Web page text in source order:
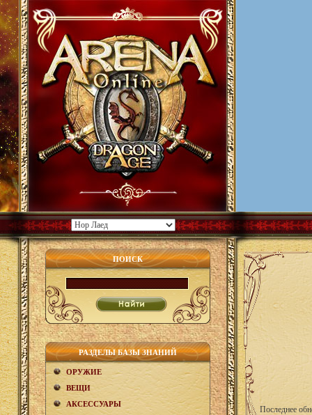
ПОИСК
РАЗДЕЛЫ БАЗЫ ЗНАНИЙ
ОРУЖИЕ
ВЕЩИ
АКCЕСCУАРЫ
Последнее